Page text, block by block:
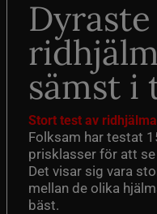
Dyraste
sämst i
Stort test av
Folksam har testat
prisklasser för att
Det visar sig vara
mellan de olika
bäst.